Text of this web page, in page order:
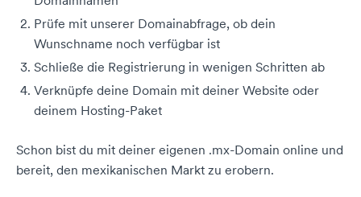
Prüfe mit unserer Domainabfrage, ob dein
Wunschname noch verfügbar ist
Schließe die Registrierung in wenigen Schritten ab
Verknüpfe deine Domain mit deiner Website oder
deinem Hosting-Paket
Schon bist du mit deiner eigenen .mx-Domain online und
bereit, den mexikanischen Markt zu erobern.